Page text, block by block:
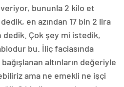
bununla 2 kilo et
en azından 17 bin 2 lira
Çok şey mi istedik,
bu. İliç faciasında
altınların değeriyle
ama ne emekli ne işçi